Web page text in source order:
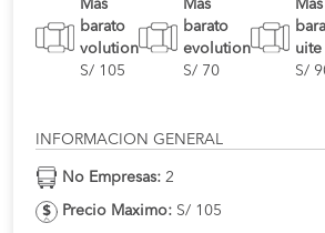
Mas
barato
volution
S/ 105
Mas
barato
evolution
S/ 70
Mas
uite
S/
INFORMACION GENERAL
No Empresas: 2
Precio Maximo: S/ 105